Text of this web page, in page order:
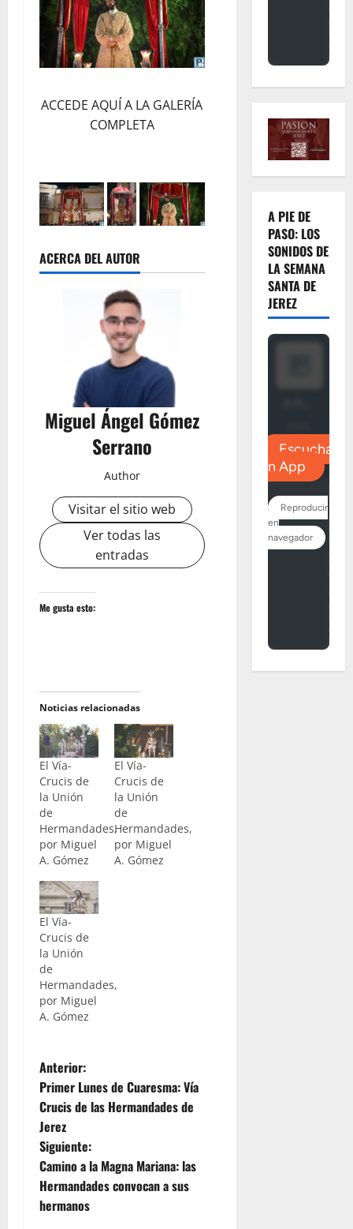
ACCEDE AQUÍ A LA GALERÍA
COMPLETA
ACERCA DEL AUTOR
Miguel Ángel Gómez
Serrano
Author
Visitar el sitio web
Ver todas las
entradas
Me gusta esto:
Noticias relacionadas
El Vía-
Crucis de
la Unión
de
Hermandades,
por Miguel
A. Gómez
El Vía-
Crucis de
la Unión
de
Hermandades,
por Miguel
A. Gómez
El Vía-
Crucis de
la Unión
de
Hermandades,
por Miguel
A. Gómez
N
a
v
e
g
Anterior:
Primer Lunes de Cuaresma: Vía
Crucis de las Hermandades de
Jerez
Siguiente:
Camino a la Magna Mariana: las
Hermandades convocan a sus
hermanos
A PIE DE
PASO: LOS
SONIDOS DE
LA SEMANA
SANTA DE
JEREZ